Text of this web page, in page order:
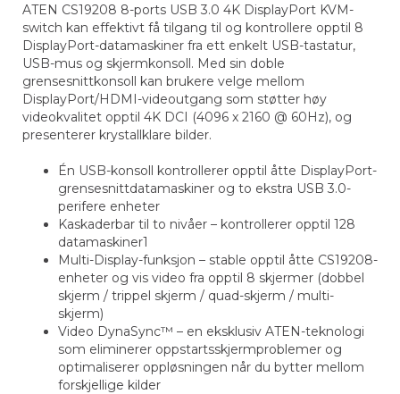
ATEN CS19208 8-ports USB 3.0 4K DisplayPort KVM-
switch kan effektivt få tilgang til og kontrollere opptil 8
DisplayPort-datamaskiner fra ett enkelt USB-tastatur,
USB-mus og skjermkonsoll. Med sin doble
grensesnittkonsoll kan brukere velge mellom
DisplayPort/HDMI-videoutgang som støtter høy
videokvalitet opptil 4K DCI (4096 x 2160 @ 60Hz), og
presenterer krystallklare bilder.
Én USB-konsoll kontrollerer opptil åtte DisplayPort-
grensesnittdatamaskiner og to ekstra USB 3.0-
perifere enheter
Kaskaderbar til to nivåer – kontrollerer opptil 128
datamaskiner1
Multi-Display-funksjon – stable opptil åtte CS19208-
enheter og vis video fra opptil 8 skjermer (dobbel
skjerm / trippel skjerm / quad-skjerm / multi-
skjerm)
Video DynaSync™ – en eksklusiv ATEN-teknologi
som eliminerer oppstartsskjermproblemer og
optimaliserer oppløsningen når du bytter mellom
forskjellige kilder